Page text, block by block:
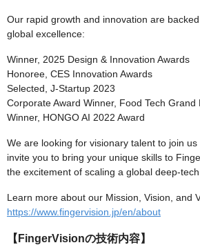
Our rapid growth and innovation are
global excellence:
Winner, 2025 Design & Innovation Awards
Honoree, CES Innovation Awards
Selected, J-Startup 2023
Corporate Award Winner, Food Tech Grand
Winner, HONGO AI 2022 Award
We are looking for visionary talent to join
invite you to bring your unique skills to
the excitement of scaling a global deep-tech
Learn more about our Mission, Vision, and
https://www.fingervision.jp/en/about
【FingerVisionの技術内容】